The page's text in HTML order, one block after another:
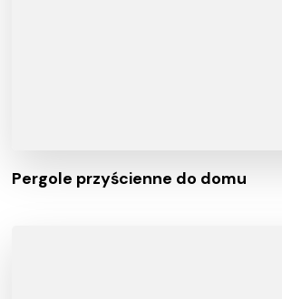
Pergole przyścienne do domu